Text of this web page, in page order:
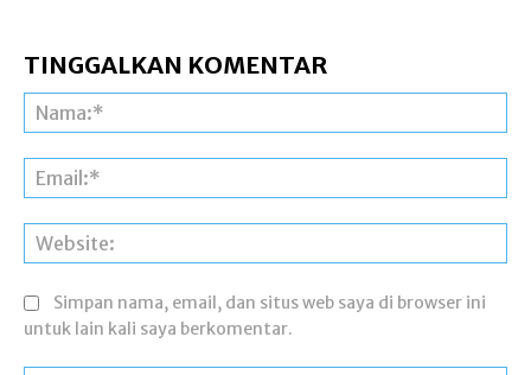
TINGGALKAN KOMENTAR
Simpan nama, email, dan situs web saya di browser ini
untuk lain kali saya berkomentar.